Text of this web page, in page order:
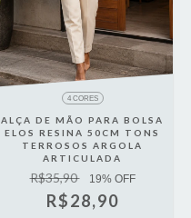
4 CORES
ALÇA DE MÃO PARA BOLSA
ELOS RESINA 50CM TONS
TERROSOS ARGOLA
ARTICULADA
R$35,90 19% OFF
R$28,90